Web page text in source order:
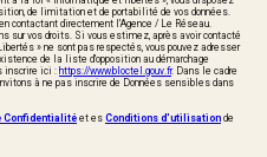
de limitation et de portabilité de vos données.
contactant directement l’Agence / Le Réseau.
sur vos droits. Si vous estimez, après avoir contacté
» ne sont pas respectés, vous pouvez adresser
de la liste d'opposition au démarchage
inscrire ici : https://www.bloctel.gouv.fr. Dans le cadre
à ne pas inscrire de Données sensibles dans
Confidentialitéet es Conditions d'utilisation de